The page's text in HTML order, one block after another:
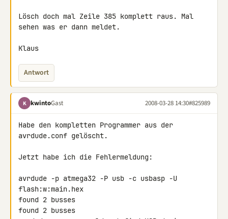
Lösch doch mal Zeile 385 komplett raus. Mal
sehen was er dann meldet.
Klaus
Antwort
K kwintoGast 2008-03-28 14:30#825989
Habe den kompletten Programmer aus der
avrdude.conf gelöscht.
Jetzt habe ich die Fehlermeldung:
avrdude -p atmega32 -P usb -c usbasp -U
flash:w:main.hex
found 2 busses
found 2 busses